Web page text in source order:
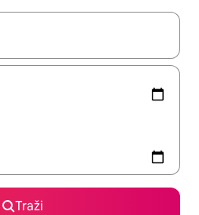
možete da se krećete kroz njih
Traži